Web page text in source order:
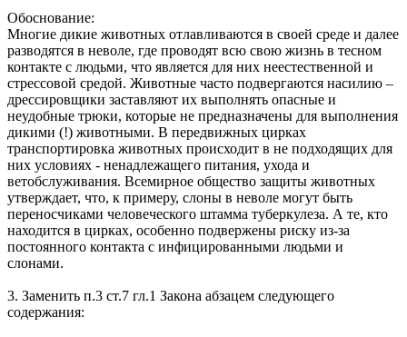
Обоснование:
Многие дикие животных отлавливаются в своей среде и далее
разводятся в неволе, где проводят всю свою жизнь в тесном
контакте с людьми, что является для них неестественной и
стрессовой средой. Животные часто подвергаются насилию –
дрессировщики заставляют их выполнять опасные и
неудобные трюки, которые не предназначены для выполнения
дикими (!) животными. В передвижных цирках
транспортировка животных происходит в не подходящих для
них условиях - ненадлежащего питания, ухода и
ветобслуживания. Всемирное общество защиты животных
утверждает, что, к примеру, слоны в неволе могут быть
переносчиками человеческого штамма туберкулеза. А те, кто
находится в цирках, особенно подвержены риску из-за
постоянного контакта с инфицированными людьми и
слонами.
3. Заменить п.3 ст.7 гл.1 Закона абзацем следующего
содержания: